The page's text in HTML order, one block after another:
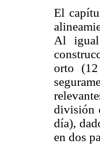
El
Al
orto
división
día),
en dos